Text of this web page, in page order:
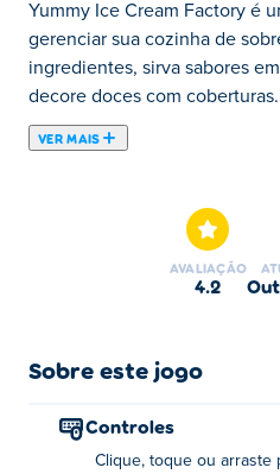
Yummy Ice Cream Factory é
gerenciar sua cozinha de
ingredientes, sirva sabores
decore doces com coberturas.
VER MAIS
sorvete. Escolha os
perfeitamente saborosa e
Está com vontade de uma
Clique, toque ou arraste na
Quem criou a Fábrica
AVALIAÇÃO
4.2
Sobre este jogo
Controles
Clique, toque ou arraste